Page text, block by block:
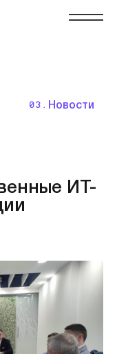
03. Новости
ИТ-